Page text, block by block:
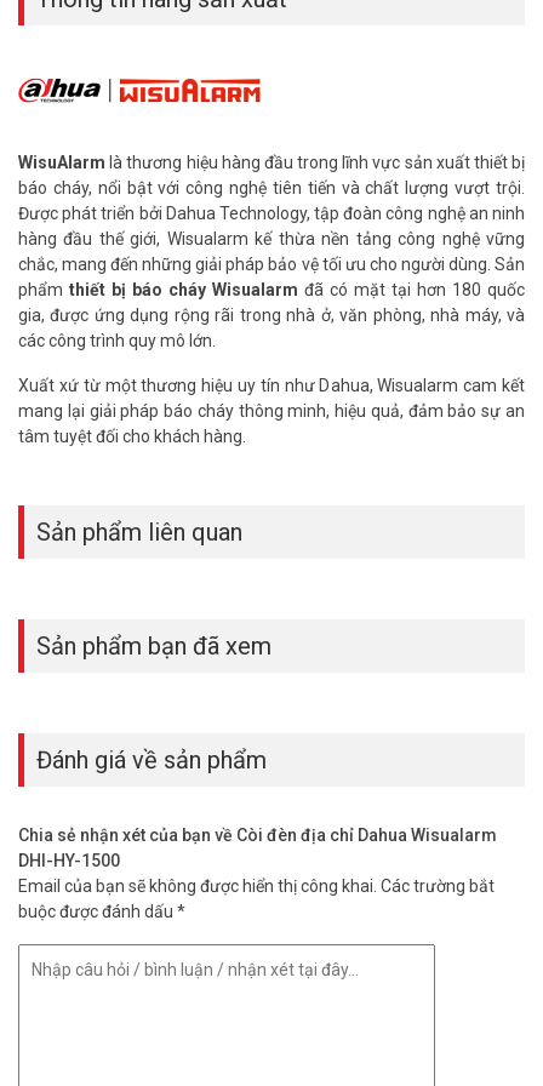
sở công cộng.
thống an ninh hiện đại. Với nhiều ưu điểm nổi bật và tính năng đa
dạng, sản phẩm này giúp bảo vệ an toàn cho gia đình và cộng
quyết định thông minh mà còn là một cách để nâng cao an ninh
cho không gian sống và làm việc của bạn.
Thông số kỹ thuật còi đèn địa chỉ Dahua
DHI-HY-1500
– Màu sắc: Vỏ: Màu đỏ/ Chụp đèn: Trắng trong
– Điện áp đầu vào: DC 24V(16V-28V)
– Dòng điện chờ: ≤ 0,12mA
– Dòng điện báo động: ≤ 7mA
– Âm thanh phát ra: 75-115 dB(A) ở 3m
– Phạm vi địa chỉ: 1-254
– Khoảng cách truyền dẫn: 1500 mét
– Nhiệt độ bảo quản: –20°C to +65°C (–4°F to +149°F)
– Độ ẩm hoạt động: ≤ 95% RH (không ngưng tụ)
– Kích thước: 125 mm × 80 mm × 40 mm
– Thương hiệu từ Trung Quốc
– Bảo hành: 24 tháng
khảo thêm hình ảnh tạiFacebook Vuhoangtelecom
WisuAlarm là thương hiệu hàng đầu trong lĩnh vực sản xuất thiết bị
báo cháy, nổi bật với công nghệ tiên tiến và chất lượng vượt trội.
Được phát triển bởi Dahua Technology, tập đoàn công nghệ an ninh
hàng đầu thế giới, Wisualarm kế thừa nền tảng công nghệ vững
chắc, mang đến những giải pháp bảo vệ tối ưu cho người dùng. Sản
phẩm thiết bị báo cháy Wisualarm đã có mặt tại hơn 180 quốc
gia, được ứng dụng rộng rãi trong nhà ở, văn phòng, nhà máy, và
các công trình quy mô lớn.
Xuất xứ từ một thương hiệu uy tín như Dahua, Wisualarm cam kết
mang lại giải pháp báo cháy thông minh, hiệu quả, đảm bảo sự an
tâm tuyệt đối cho khách hàng.
Sản phẩm liên quan
Sản phẩm bạn đã xem
Đánh giá về sản phẩm
Chia sẻ nhận xét của bạn về Còi đèn địa chỉ Dahua Wisualarm
DHI-HY-1500
Email của bạn sẽ không được hiển thị công khai. Các trường bắt
buộc được đánh dấu *